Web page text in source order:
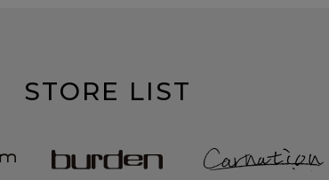
STORE LIST